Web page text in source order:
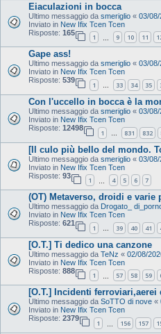
Eiaculazioni in bocca
Ultimo messaggio da smeriglio « 03/
Inviato in New Ifix Tcen Tcen
Risposte: 165
1 9 10 11
Gape ass!
Ultimo messaggio da smeriglio « 03/
Inviato in New Ifix Tcen Tcen
Risposte: 539
1 … 33 34 35
Con l'uccello in bocca è la
Ultimo messaggio da smeriglio « 03/
Inviato in New Ifix Tcen Tcen
Risposte: 12498
1 … 831 832
[Il culo più bello del mondo.
Ultimo messaggio da smeriglio « 03/
Inviato in New Ifix Tcen Tcen
Risposte: 93
1 4 5 6 7
(OT) Metaverso, droidi e
Ultimo messaggio da Drogato_
Inviato in New Ifix Tcen Tcen
Risposte: 621
1 … 39 40 41
[O.T.] Ti dedico una canzone
Ultimo messaggio da TeNz « 02/08/
Inviato in New Ifix Tcen Tcen
Risposte: 888
1 57 58 59
[O.T.] Incidenti ferroviari,aerei
Ultimo messaggio da SoTTO di nove «
Inviato in New Ifix Tcen Tcen
Risposte: 2379
1 156 157